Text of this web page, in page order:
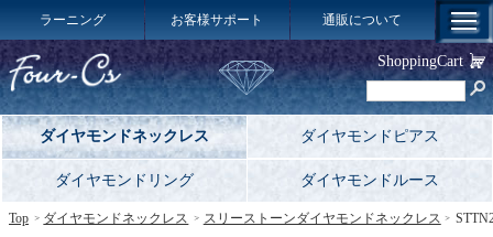
ラーニング お客様サポート 通販について
ダイヤモンドネックレス ダイヤモンドピアス
ダイヤモンドリング ダイヤモンドルース
Top ダイヤモンドネックレス スリーストーンダイヤモンドネックレス
ShoppingCart